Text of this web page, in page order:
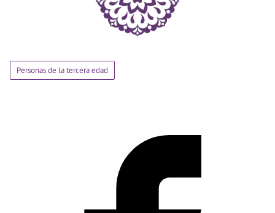
Personas de la tercera edad